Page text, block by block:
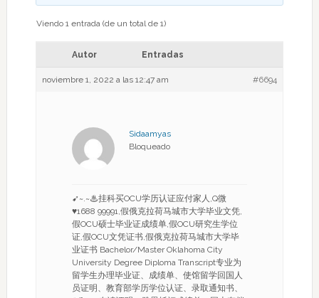
Viendo 1 entrada (de un total de 1)
Autor Entradas
noviembre 1, 2022 a las 12:47 am #6694
Sidaamyas
Bloqueado
➹~.~♨挂科买OCU学历认证应付家人,Q微
♥1688 99991,假俄克拉荷马城市大学毕业文凭,
假OCU硕士毕业证成绩单,假OCU研究生学位
证,假OCU文凭证书,假俄克拉荷马城市大学毕
业证书 Bachelor/Master Oklahoma City
University Degree Diploma Transcript专业为
留学生办理毕业证、成绩单、使馆留学回国人
员证明、教育部学历学位认证、录取通知书、